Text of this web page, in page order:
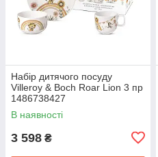
Набір дитячого посуду
Villeroy & Boch Roar Lion 3 пр
1486738427
В наявності
3 598 ₴